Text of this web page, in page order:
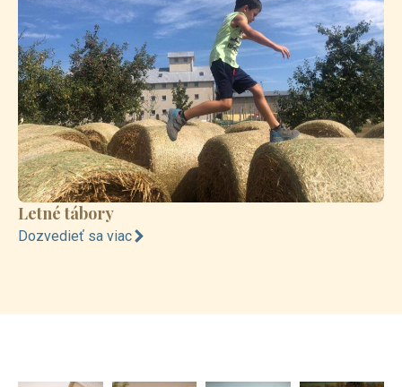
Letné tábory
Dozvedieť sa viac